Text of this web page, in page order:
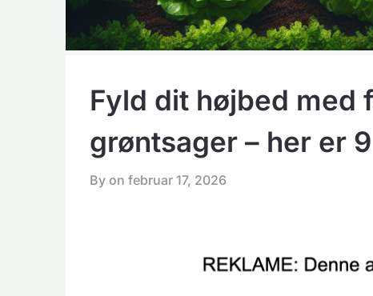
Fyld dit højbed med
grøntsager – her er
By on februar 17, 2026